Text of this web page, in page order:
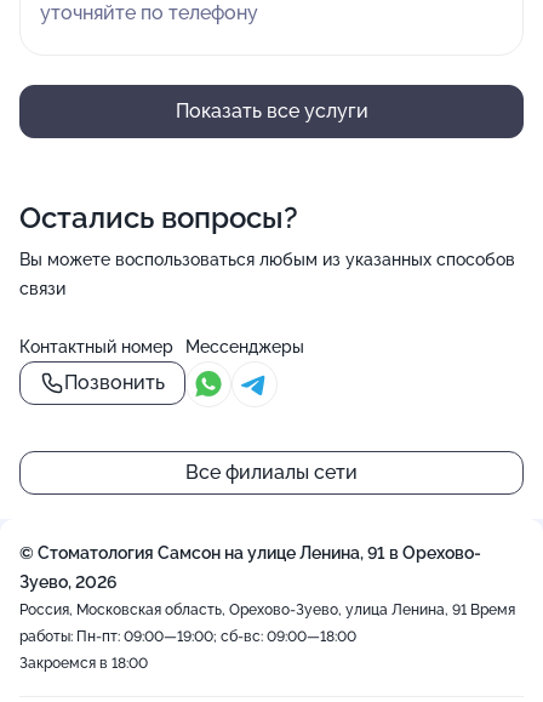
уточняйте по телефону
Показать все услуги
Остались вопросы?
Вы можете воспользоваться любым из указанных способов
связи
Контактный номер
Позвонить
Мессенджеры
Все филиалы сети
© Стоматология Самсон на улице Ленина, 91 в Орехово-
Зуево, 2026
Россия, Московская область, Орехово-Зуево, улица Ленина, 91 Время
работы: Пн-пт: 09:00—19:00; сб-вс: 09:00—18:00
Закроемся в 18:00